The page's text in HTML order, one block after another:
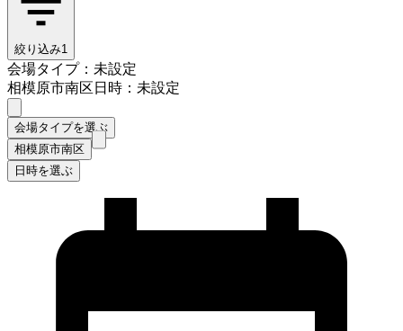
絞り込み1
会場タイプ：未設定
相模原市南区日時：未設定
会場タイプを選ぶ
相模原市南区
日時を選ぶ